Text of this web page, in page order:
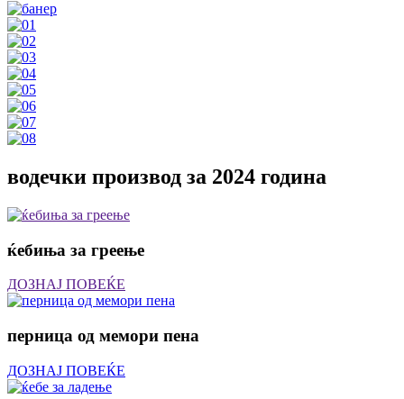
водечки производ за 2024 година
ќебиња за греење
ДОЗНАЈ ПОВЕЌЕ
перница од мемори пена
ДОЗНАЈ ПОВЕЌЕ